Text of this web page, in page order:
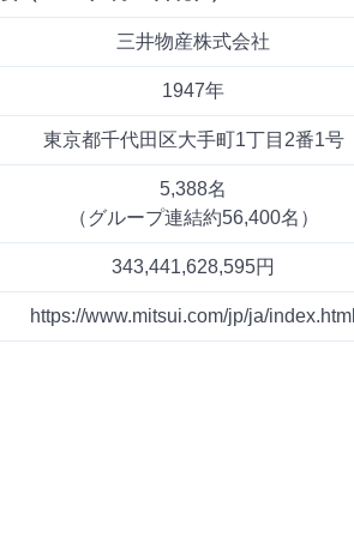
三井物産株式会社
1947年
東京都千代田区大手町1丁目2番1号
5,388名
（グループ連結約56,400名）
343,441,628,595円
https://www.mitsui.com/jp/ja/